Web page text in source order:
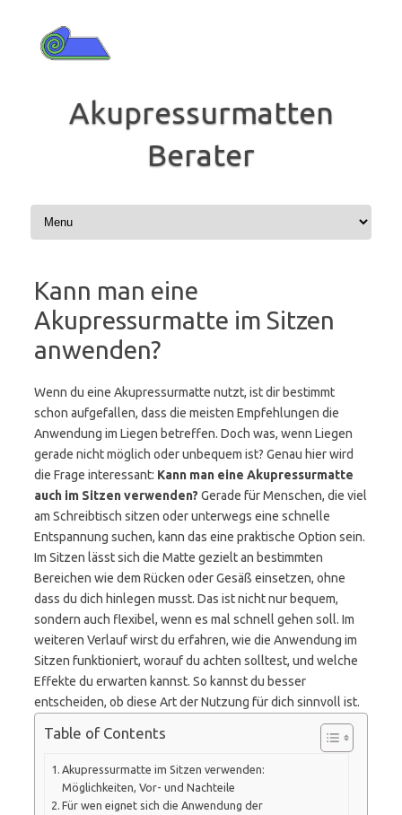
springen
Akupressurmatten
Berater
Kann man eine
Akupressurmatte im Sitzen
anwenden?
Wenn du eine Akupressurmatte nutzt, ist dir bestimmt
schon aufgefallen, dass die meisten Empfehlungen die
Anwendung im Liegen betreffen. Doch was, wenn Liegen
gerade nicht möglich oder unbequem ist? Genau hier wird
die Frage interessant: Kann man eine Akupressurmatte
auch im Sitzen verwenden? Gerade für Menschen, die viel
am Schreibtisch sitzen oder unterwegs eine schnelle
Entspannung suchen, kann das eine praktische Option sein.
Im Sitzen lässt sich die Matte gezielt an bestimmten
Bereichen wie dem Rücken oder Gesäß einsetzen, ohne
dass du dich hinlegen musst. Das ist nicht nur bequem,
sondern auch flexibel, wenn es mal schnell gehen soll. Im
weiteren Verlauf wirst du erfahren, wie die Anwendung im
Sitzen funktioniert, worauf du achten solltest, und welche
Effekte du erwarten kannst. So kannst du besser
entscheiden, ob diese Art der Nutzung für dich sinnvoll ist.
Table of Contents
Akupressurmatte im Sitzen verwenden:
Möglichkeiten, Vor- und Nachteile
Für wen eignet sich die Anwendung der